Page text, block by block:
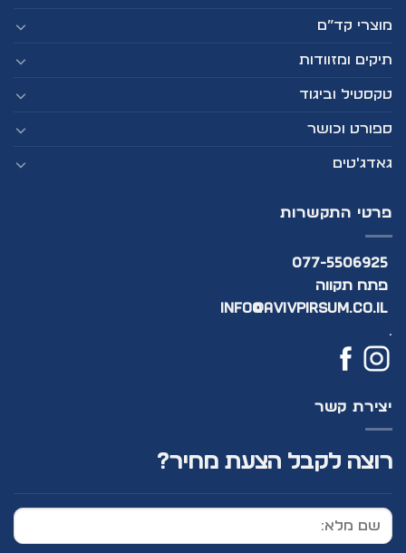
מוצרי קד”ם
תיקים ומזוודות
טקסטיל וביגוד
ספורט וכושר
גאדג'טים
פרטי התקשרות
077-5506925
פתח תקווה
info@avivpirsum.co.il
.
יצירת קשר
רוצה לקבל הצעת מחיר?